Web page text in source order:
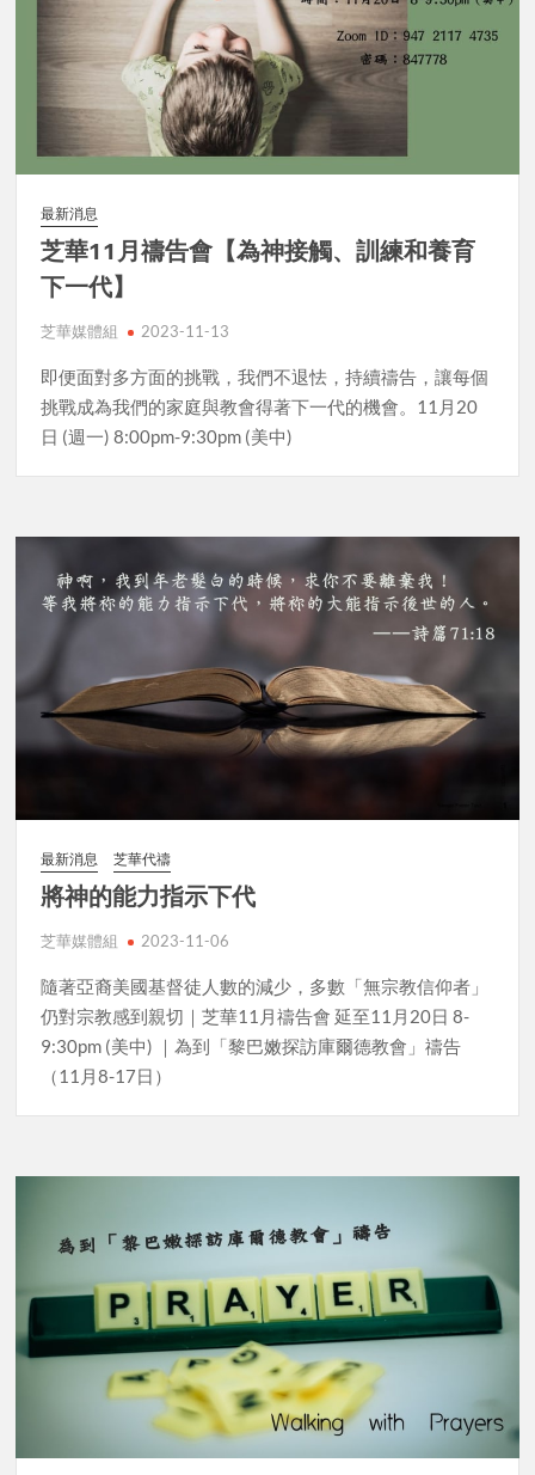
最新消息
芝華11月禱告會【為神接觸、訓練和養育
下一代】
芝華媒體組 2023-11-13
即便面對多方面的挑戰，我們不退怯，持續禱告，讓每個
挑戰成為我們的家庭與教會得著下一代的機會。11月20
日 (週一) 8:00pm-9:30pm (美中)
最新消息 芝華代禱
將神的能力指示下代
芝華媒體組 2023-11-06
隨著亞裔美國基督徒人數的減少，多數「無宗教信仰者」
仍對宗教感到親切｜芝華11月禱告會 延至11月20日 8-
9:30pm (美中) ｜為到「黎巴嫩探訪庫爾德教會」禱告
（11月8-17日）